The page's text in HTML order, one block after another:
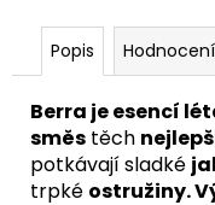
Popis Hodnocení
Berra je esencí
směs těch
potkávají sladké
trpké ostružiny.